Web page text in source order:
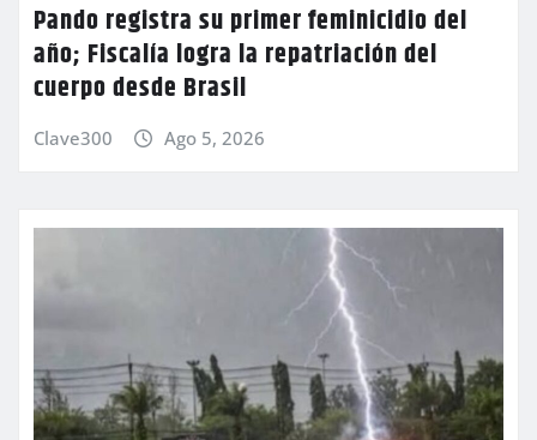
Pando registra su primer feminicidio del
año; Fiscalía logra la repatriación del
cuerpo desde Brasil
Clave300 Ago 5, 2026